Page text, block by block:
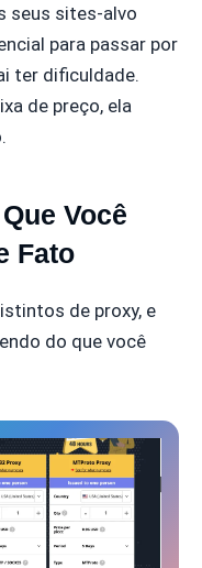
seus sites-alvo
para passar por
ter dificuldade.
de preço, ela
Você
Fato
de proxy, e
do que você